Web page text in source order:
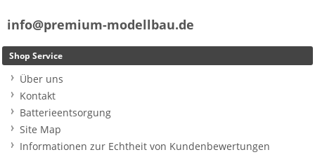
info@premium-modellbau.de
Shop Service
Über uns
Kontakt
Batterieentsorgung
Site Map
Informationen zur Echtheit von Kundenbewertungen